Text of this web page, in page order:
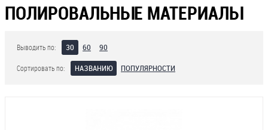
ПОЛИРОВАЛЬНЫЕ МАТЕРИАЛЫ
Выводить по: 30 60 90
Сортировать по: НАЗВАНИЮ ПОПУЛЯРНОСТИ